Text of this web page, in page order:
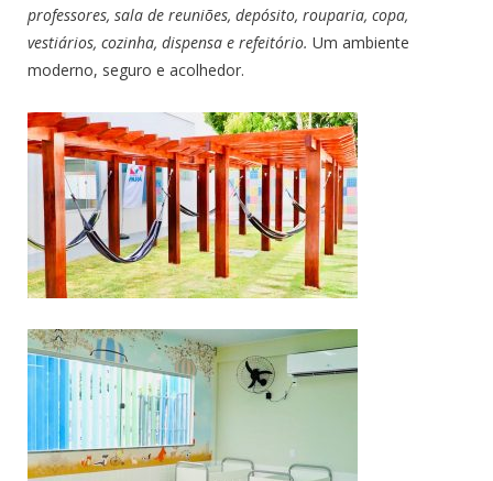
professores, sala de reuniões, depósito, rouparia, copa,
vestiários, cozinha, dispensa e refeitório. Um ambiente
moderno, seguro e acolhedor.